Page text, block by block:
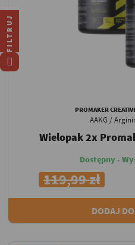
PROMAKER
AAKG /
Wielopak 2x
Dostępny -
119,99 zł
DODAJ
FILTRUJ